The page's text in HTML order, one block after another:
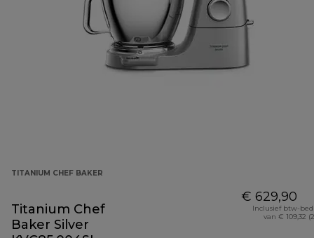
TITANIUM CHEF BAKER
Titanium Chef
Baker Silver
€ 629,90
Inclusief btw-
van € 109,32